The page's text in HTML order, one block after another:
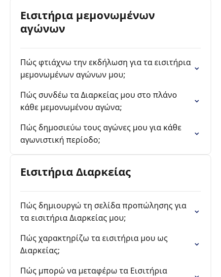
Εισιτήρια μεμονωμένων
αγώνων
Πώς φτιάχνω την εκδήλωση για τα εισιτήρια
μεμονωμένων αγώνων μου;
Πώς συνδέω τα Διαρκείας μου στο πλάνο
κάθε μεμονωμένου αγώνα;
Πώς δημοσιεύω τους αγώνες μου για κάθε
αγωνιστική περίοδο;
Εισιτήρια Διαρκείας
Πώς δημιουργώ τη σελίδα προπώλησης για
τα εισιτήρια Διαρκείας μου;
Πώς χαρακτηρίζω τα εισιτήρια μου ως
Διαρκείας;
Πώς μπορώ να μεταφέρω τα Εισιτήρια